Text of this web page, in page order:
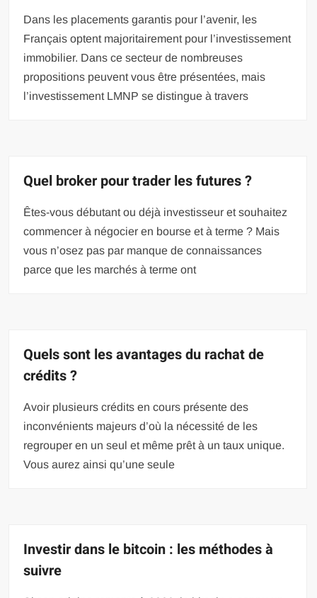
Dans les placements garantis pour l’avenir, les
Français optent majoritairement pour l’investissement
immobilier. Dans ce secteur de nombreuses
propositions peuvent vous être présentées, mais
l’investissement LMNP se distingue à travers
Quel broker pour trader les futures ?
Êtes-vous débutant ou déjà investisseur et souhaitez
commencer à négocier en bourse et à terme ? Mais
vous n’osez pas par manque de connaissances
parce que les marchés à terme ont
Quels sont les avantages du rachat de
crédits ?
Avoir plusieurs crédits en cours présente des
inconvénients majeurs d’où la nécessité de les
regrouper en un seul et même prêt à un taux unique.
Vous aurez ainsi qu’une seule
Investir dans le bitcoin : les méthodes à
suivre